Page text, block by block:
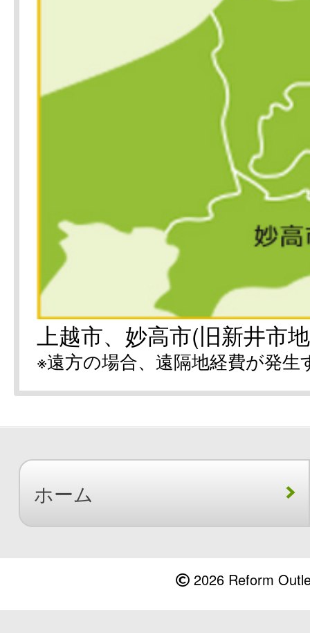
上越市、妙高市(旧新井市
※遠方の場合、遠隔地経費が発
ホーム
2026 Reform